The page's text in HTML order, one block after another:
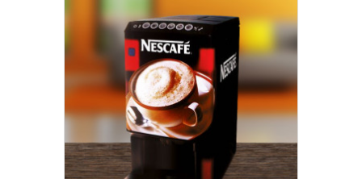
Nestlè Professional Апарати